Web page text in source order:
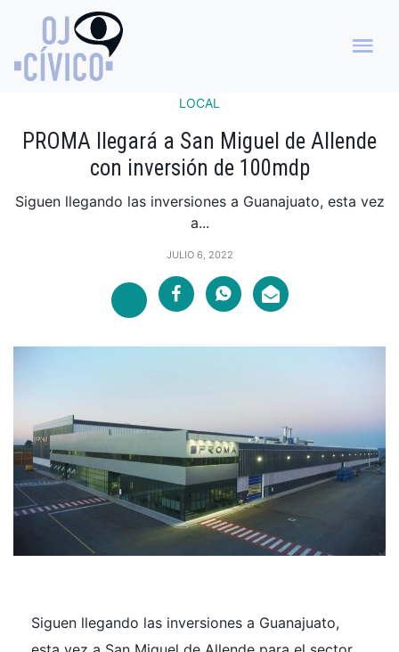
LOCAL
PROMA llegará a San Miguel de Allende
con inversión de 100mdp
Siguen llegando las inversiones a Guanajuato, esta vez
a...
JULIO 6, 2022
Siguen llegando las inversiones a Guanajuato,